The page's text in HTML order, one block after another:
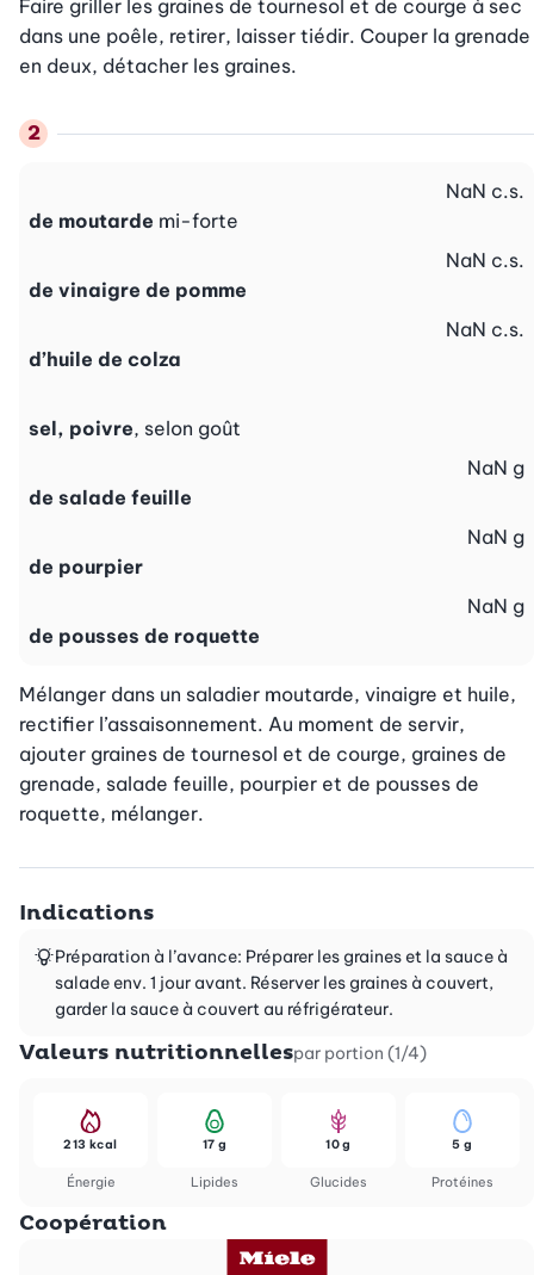
Faire griller les graines de tournesol et de courge à sec
dans une poêle, retirer, laisser tiédir. Couper la grenade
en deux, détacher les graines.
de moutarde mi-forte
NaN c.s.
de vinaigre de pomme
NaN c.s.
d’huile de colza
NaN c.s.
sel, poivre, selon goût
de salade feuille
NaN g
de pourpier
NaN g
de pousses de roquette
NaN g
Mélanger dans un saladier moutarde, vinaigre et huile,
rectifier l’assaisonnement. Au moment de servir,
ajouter graines de tournesol et de courge, graines de
grenade, salade feuille, pourpier et de pousses de
roquette, mélanger.
Indications
Préparation à l’avance: Préparer les graines et la sauce à
salade env. 1 jour avant. Réserver les graines à couvert,
garder la sauce à couvert au réfrigérateur.
Valeurs nutritionnellespar portion (1/4)
Énergie
213 kcal
Lipides
17 g
Glucides
10 g
Protéines
5 g
Coopération